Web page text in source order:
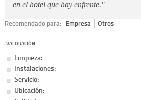
en el hotel que hay enfrente."
Recomendado para: Empresa Otros
VALORACIÓN
Limpieza:
Instalaciones:
Servicio:
Ubicación: